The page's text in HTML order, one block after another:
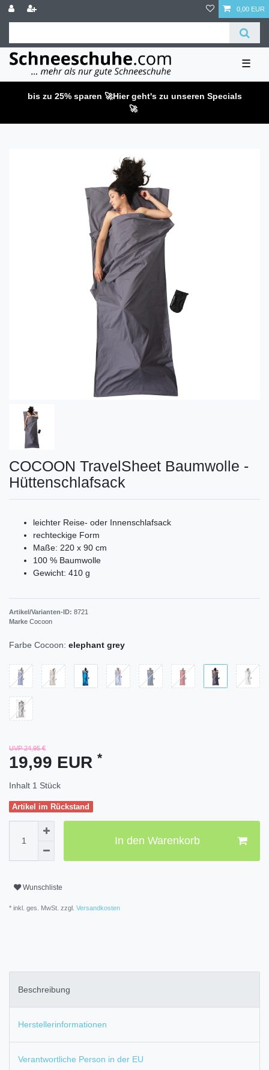
0,00 EUR
☰
bis zu 25% sparen 🚀Hier geht's zu unseren Specials
🚀
COCOON TravelSheet Baumwolle -
Hüttenschlafsack
leichter Reise- oder Innenschlafsack
rechteckige Form
Maße: 220 x 90 cm
100 % Baumwolle
Gewicht: 410 g
Artikel/Varianten-ID: 8721
Marke Cocoon
Farbe Cocoon: elephant grey
UVP 24,95 €
19,99 EUR *
Inhalt 1 Stück
Artikel im Rückstand
In den Warenkorb
Wunschliste
* inkl. ges. MwSt. zzgl. Versandkosten
Beschreibung
Herstellerinformationen
Verantwortliche Person in der EU